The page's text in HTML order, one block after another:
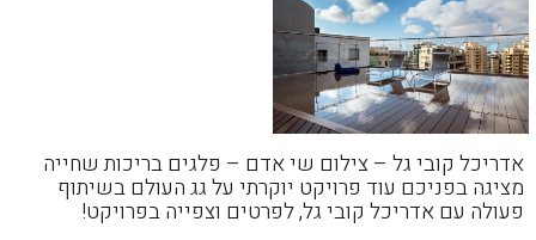
אדריכל קובי גל – צילום שי אדם – פלגים בריכות שחייה
מציגה בפניכם עוד פרויקט יוקרתי על גג העולם בשיתוף
פעולה עם אדריכל קובי גל, לפרטים וצפייה בפרויקט!